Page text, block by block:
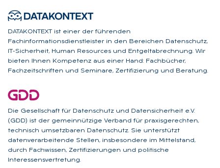
DATAKONTEXT ist einer der führenden
Fachinformationsdienstleister in den Bereichen Datenschutz,
IT-Sicherheit, Human Resources und Entgeltabrechnung. Wir
bieten Ihnen Kompetenz aus einer Hand: Fachbücher,
Fachzeitschriften und Seminare, Zertifizierung und Beratung.
Die Gesellschaft für Datenschutz und Datensicherheit e.V.
(GDD) ist der gemeinnützige Verband für praxisgerechten,
technisch umsetzbaren Datenschutz. Sie unterstützt
datenverarbeitende Stellen, insbesondere im Mittelstand,
durch Fachwissen, Zertifizierungen und politische
Interessensvertretung.